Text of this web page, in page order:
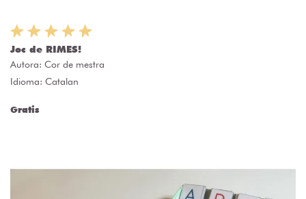
Joc de RIMES!
Autora: Cor de mestra
Idioma: Catalan
Gratis